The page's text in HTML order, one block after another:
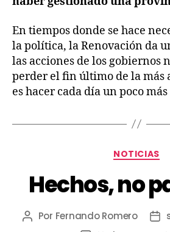
En tiempos donde se hace
la política, la Renovación da
las acciones de los gobiernos
perder el fin último de la más
es hacer cada día un poco
NOTICIAS
Hechos, no
Por Fernando Romero